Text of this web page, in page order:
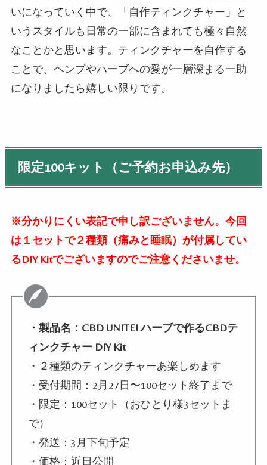
いになっていく中で、「自作ティンクチャー」と
いうスタイルも日常の一部に含まれても極々自然
なことかと思います。ティンクチャーを自作する
ことで、ヘンプやハーブへの愛が一層深まる一助
になりましたら嬉しい限りです。
限定100キット（ご予約お申込み先）
※分かりにくい表記で申し訳ございません。今回
は１セットで２種類（痛みと睡眠）が付属してい
るDIY Kitでございますのでご注意くださいませ。
・製品名：CBD UNITE! ハーブで作るCBDテ
ィンクチャー DIY Kit
・２種類のティンクチャーあ楽しめます
・受付期間：2月27日〜100セット終了まで
・限定：100セット（おひとり様3セットま
で）
・発送：3月下旬予定
・価格：近日公開